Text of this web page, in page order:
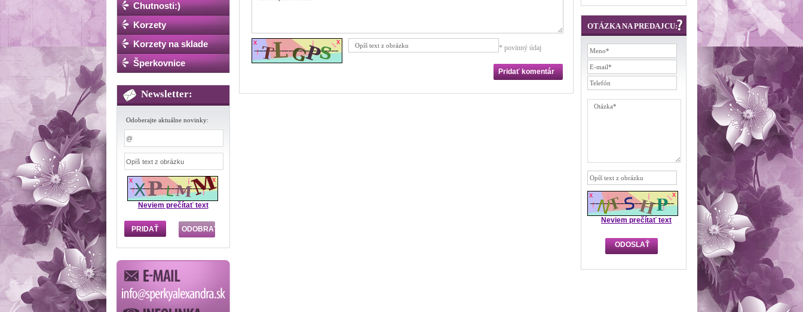
Chutnosti:)
Korzety
Korzety na sklade
Šperkovnice
Newsletter:
Odoberajte aktuálne novinky:
Neviem prečítať text
OTÁZKA NA PREDAJCU:
Neviem prečítať text
* povinný údaj